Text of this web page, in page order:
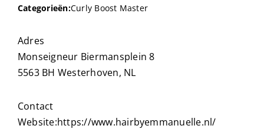
Categorieën:Curly Boost Master
Adres
Monseigneur Biermansplein 8
5563 BH Westerhoven, NL
Contact
Website:https://www.hairbyemmanuelle.nl/